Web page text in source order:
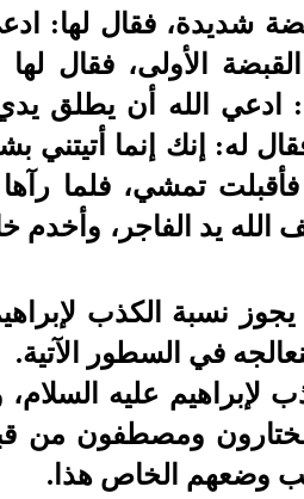
شديدة، فقال لها:
الأولى، فقال لها
ادعي الله أن يطلق
له: إنك إنما أتيتني
تمشي، فلما رآها
الله يد الفاجر، وأخدم
نسبة الكذب
في السطور الآتية.
لإبراهيم عليه
ومصطفون من
وضعهم الخاص هذا.